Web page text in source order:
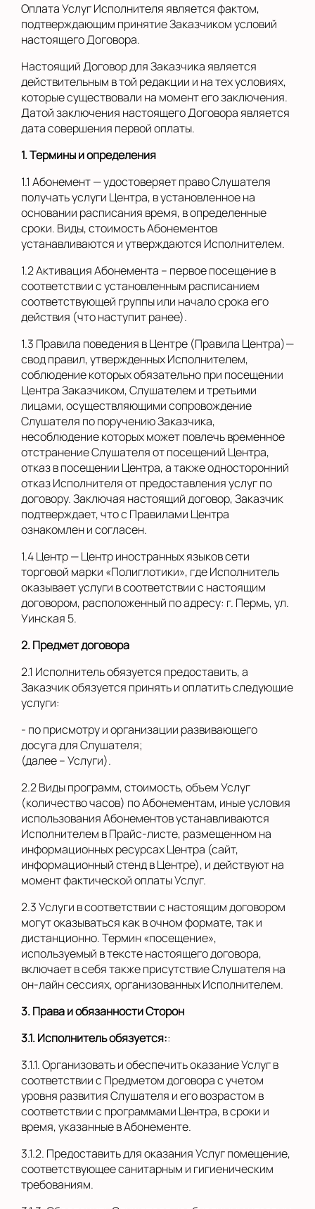
Оплата Услуг Исполнителя является фактом,
подтверждающим принятие Заказчиком условий
настоящего Договора.
Настоящий Договор для Заказчика является
действительным в той редакции и на тех условиях,
которые существовали на момент его заключения.
Датой заключения настоящего Договора является
дата совершения первой оплаты.
1. Термины и определения
1.1 Абонемент — удостоверяет право Слушателя
получать услуги Центра, в установленное на
основании расписания время, в определенные
сроки. Виды, стоимость Абонементов
устанавливаются и утверждаются Исполнителем.
1.2 Активация Абонемента – первое посещение в
соответствии с установленным расписанием
соответствующей группы или начало срока его
действия (что наступит ранее).
1.3 Правила поведения в Центре (Правила Центра)—
свод правил, утвержденных Исполнителем,
соблюдение которых обязательно при посещении
Центра Заказчиком, Слушателем и третьими
лицами, осуществляющими сопровождение
Слушателя по поручению Заказчика,
несоблюдение которых может повлечь временное
отстранение Слушателя от посещений Центра,
отказ в посещении Центра, а также односторонний
отказ Исполнителя от предоставления услуг по
договору. Заключая настоящий договор, Заказчик
подтверждает, что с Правилами Центра
ознакомлен и согласен.
1.4 Центр — Центр иностранных языков сети
торговой марки «Полиглотики», где Исполнитель
оказывает услуги в соответствии с настоящим
договором, расположенный по адресу: г. Пермь, ул.
Уинская 5.
2. Предмет договора
2.1 Исполнитель обязуется предоставить, а
Заказчик обязуется принять и оплатить следующие
услуги:
- по присмотру и организации развивающего
досуга для Слушателя;
(далее – Услуги).
2.2 Виды программ, стоимость, объем Услуг
(количество часов) по Абонементам, иные условия
использования Абонементов устанавливаются
Исполнителем в Прайс-листе, размещенном на
информационных ресурсах Центра (сайт,
информационный стенд в Центре), и действуют на
момент фактической оплаты Услуг.
2.3 Услуги в соответствии с настоящим договором
могут оказываться как в очном формате, так и
дистанционно. Термин «посещение»,
используемый в тексте настоящего договора,
включает в себя также присутствие Слушателя на
он-лайн сессиях, организованных Исполнителем.
3. Права и обязанности Сторон
3.1. Исполнитель обязуется::
3.1.1. Организовать и обеспечить оказание Услуг в
соответствии с Предметом договора с учетом
уровня развития Слушателя и его возрастом в
соответствии с программами Центра, в сроки и
время, указанные в Абонементе.
3.1.2. Предоставить для оказания Услуг помещение,
соответствующее санитарным и гигиеническим
требованиям.